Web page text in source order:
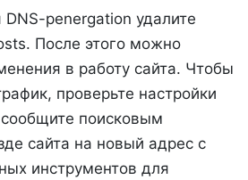
penergation удалите
После этого можно
в работу сайта. Чтобы
проверьте настройки
поисковым
сайта на новый адрес с
инструментов для